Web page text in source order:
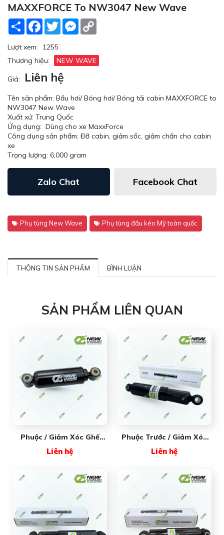
MAXXFORCE To NW3047 New Wave
Share Facebook
TwitterMessenger
Lượt xem:
1255
Thương hiệu:
NEW WAVE
Giá: Liên hệ
Tên sản phẩm: Bầu hơi/ Bóng hơi/ Bóng tải cabin MAXXFORCE to
NW3047 New Wave
Xuất xứ: Trung Quốc
Ứng dụng: Dùng cho xe MaxxForce
Công dụng sản phẩm: Đỡ cabin, giảm sốc, giảm chấn cho cabin
xe
Trọng lượng: 6,000 gram
Zalo Chat Facebook Chat
Phụ tùng New Wave Phụ tùng đầu kéo Mỹ toàn quốc
THÔNG TIN SẢN PHẨM BÌNH LUẬN
SẢN PHẨM LIÊN QUAN
Phuộc / Giảm Xóc Ghế
NW232521-03 - Giải Pháp
Liên hệ
Phuộc Trước / Giảm Xóc
NW85924 - Dùng Cho Xe
Liên hệ